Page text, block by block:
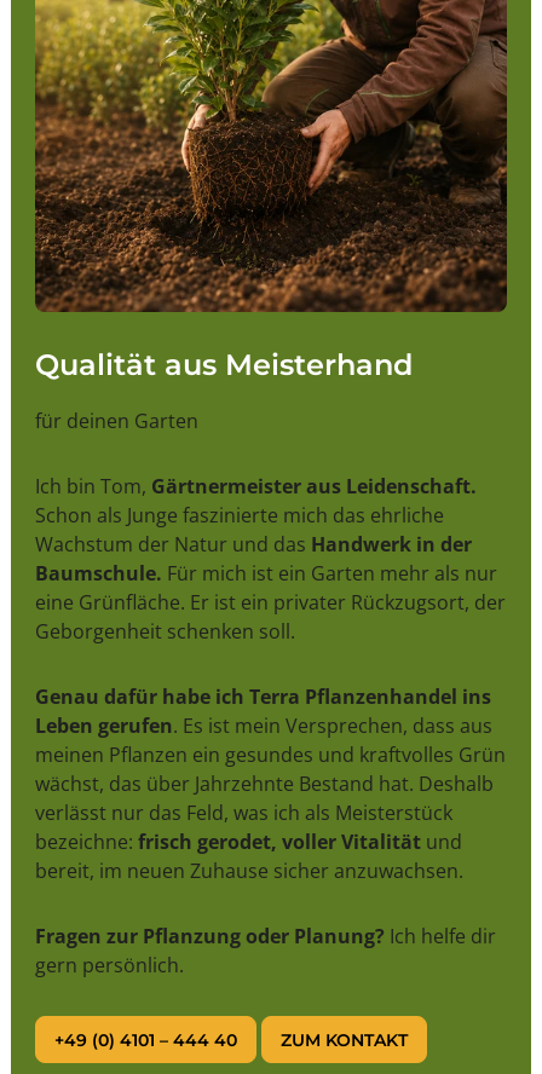
Qualität aus Meisterhand
für deinen Garten
Ich bin Tom, Gärtnermeister aus Leidenschaft.
Schon als Junge faszinierte mich das ehrliche
Wachstum der Natur und das Handwerk in der
Baumschule. Für mich ist ein Garten mehr als nur
eine Grünfläche. Er ist ein privater Rückzugsort, der
Geborgenheit schenken soll.
Genau dafür habe ich Terra Pflanzenhandel ins
Leben gerufen. Es ist mein Versprechen, dass aus
meinen Pflanzen ein gesundes und kraftvolles Grün
wächst, das über Jahrzehnte Bestand hat. Deshalb
verlässt nur das Feld, was ich als Meisterstück
bezeichne: frisch gerodet, voller Vitalitätund
bereit, im neuen Zuhause sicher anzuwachsen.
Fragen zur Pflanzung oder Planung? Ich helfe dir
gern persönlich.
+49 (0) 4101 – 444 40 ZUM KONTAKT